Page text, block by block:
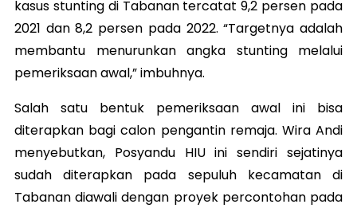
kasus stunting di Tabanan tercatat 9,2 persen pada
2021 dan 8,2 persen pada 2022. “Targetnya adalah
membantu menurunkan angka stunting melalui
pemeriksaan awal,” imbuhnya.
Salah satu bentuk pemeriksaan awal ini bisa
diterapkan bagi calon pengantin remaja. Wira Andi
menyebutkan, Posyandu HIU ini sendiri sejatinya
sudah diterapkan pada sepuluh kecamatan di
Tabanan diawali dengan proyek percontohan pada